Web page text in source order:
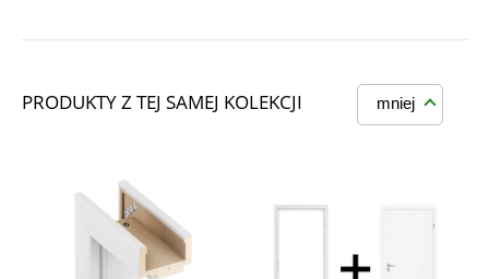
PRODUKTY Z TEJ SAMEJ KOLEKCJI mniej